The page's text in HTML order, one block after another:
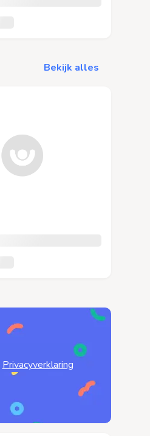
Bekijk alles
Privacyverklaring